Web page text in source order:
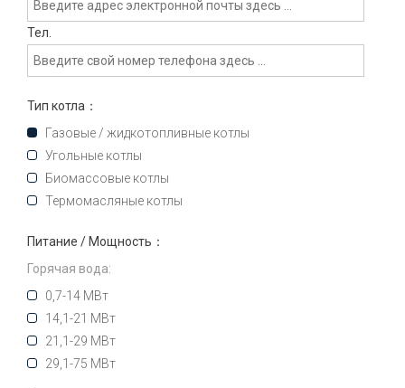
Тел.
Тип котла：
Газовые / жидкотопливные котлы
Угольные котлы
Биомассовые котлы
Термомасляные котлы
Питание / Мощность：
Горячая вода:
0,7-14 МВт
14,1-21 МВт
21,1-29 МВт
29,1-75 МВт